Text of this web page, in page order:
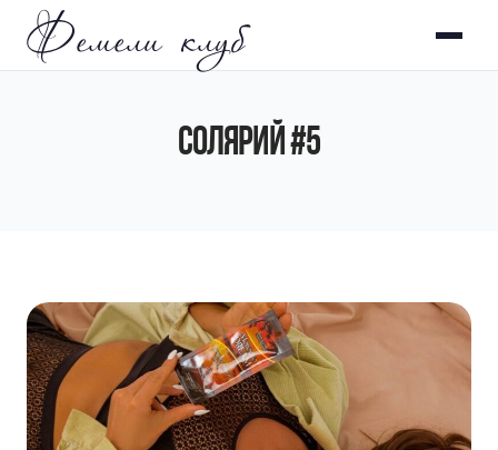
Фемели клуб
СОЛЯРИЙ #5